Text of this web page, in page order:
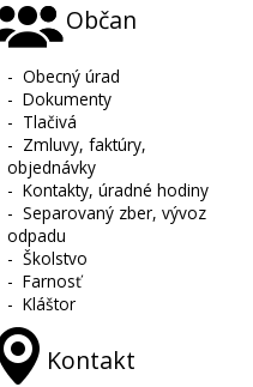
Občan
-Obecný úrad
-Dokumenty
- Tlačivá
- Zmluvy, faktúry,
objednávky
-Kontakty, úradné hodiny
-Separovaný zber, vývoz
odpadu
-Školstvo
-Farnosť
-Kláštor
Kontakt